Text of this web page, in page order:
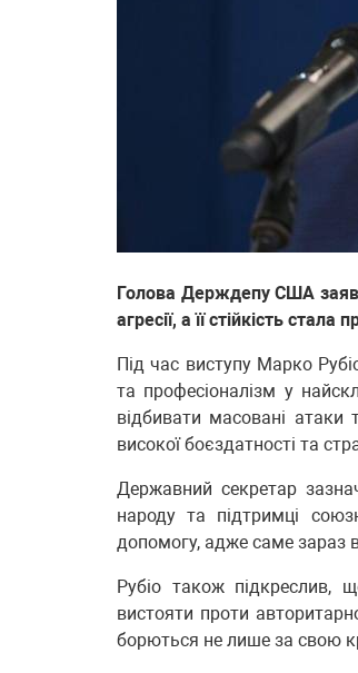
Голова Держдепу США
агресії, а її стійкість
Під час виступу Марко
та професіоналізм у
відбивати масовані
високої боєздатності та
Державний секретар
народу та підтримці
допомогу, адже саме зараз
Рубіо також підкреслив,
вистояти проти
борються не лише за свою